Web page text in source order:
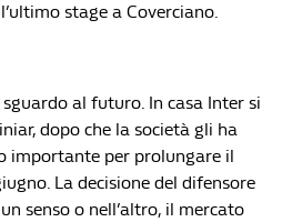
stage a Coverciano.
al futuro. In casa Inter si
dopo che la società gli ha
importante per prolungare il
La decisione del difensore
senso o nell’altro, il mercato